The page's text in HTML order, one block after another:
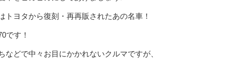
トヨタから復刻・再再販されたあの名車！
です！
などで中々お目にかかれないクルマですが、